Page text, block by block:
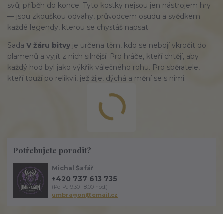
svůj příběh do konce. Tyto kostky nejsou jen nástrojem hry
— jsou zkouškou odvahy, průvodcem osudu a svědkem
každé legendy, kterou se chystáš napsat.
Sada V žáru bitvy je určena těm, kdo se nebojí vkročit do
plamenů a vyjít z nich silnější. Pro hráče, kteří chtějí, aby
každý hod byl jako výkřik válečného rohu. Pro sběratele,
kteří touží po relikvii, jež žije, dýchá a mění se s nimi.
Potřebujete poradit?
Michal Šafář
+420 737 613 735
(Po-Pá 9:30-18:00 hod.)
umbragon@email.cz